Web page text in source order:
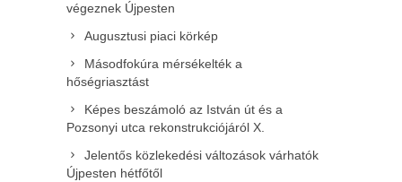
végeznek Újpesten
Augusztusi piaci körkép
Másodfokúra mérsékelték a
hőségriasztást
Képes beszámoló az István út és a
Pozsonyi utca rekonstrukciójáról X.
Jelentős közlekedési változások várhatók
Újpesten hétfőtől